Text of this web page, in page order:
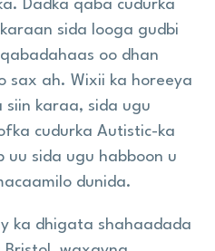
Dadka qaba cudurka
sida looga gudbi
oo dhan
sax ah. Wixii ka horeeya
karaa, sida ugu
cudurka Autistic-ka
uu sida ugu habboon u
dunida.
ka dhigata shahaadada